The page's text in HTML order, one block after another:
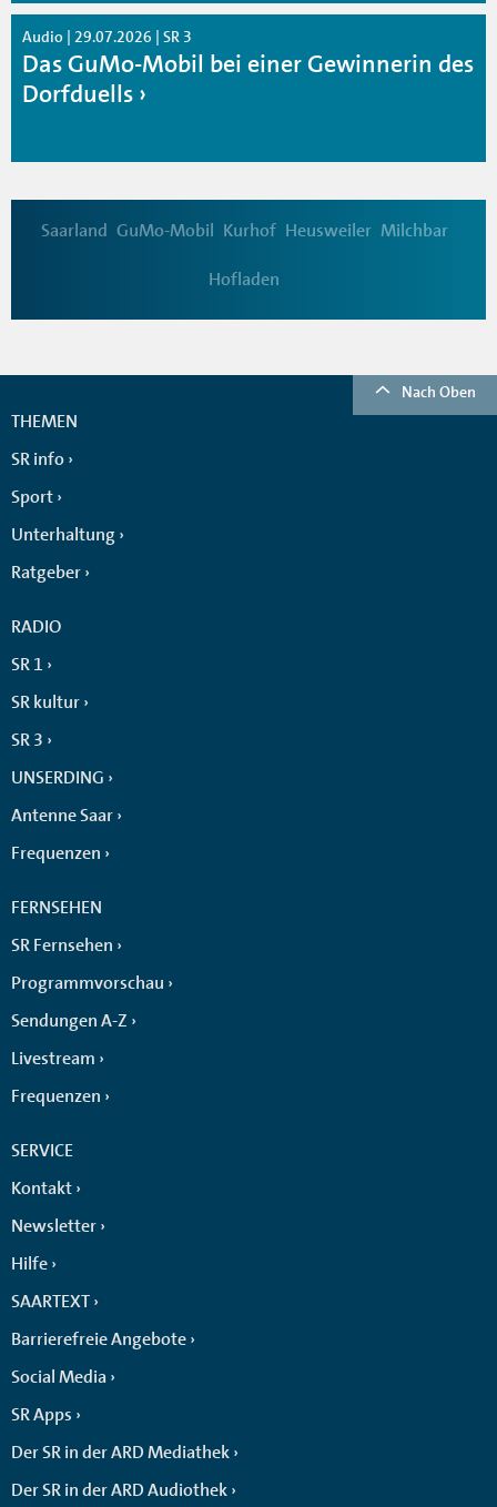
Audio | 29.07.2026 | SR 3
Das GuMo-Mobil bei einer Gewinnerin des
Dorfduells
Saarland GuMo-Mobil Kurhof Heusweiler Milchbar
Hofladen
Nach Oben
THEMEN
SR info
Sport
Unterhaltung
Ratgeber
RADIO
SR 1
SR kultur
SR 3
UNSERDING
Antenne Saar
Frequenzen
FERNSEHEN
SR Fernsehen
Programmvorschau
Sendungen A-Z
Livestream
Frequenzen
SERVICE
Kontakt
Newsletter
Hilfe
SAARTEXT
Barrierefreie Angebote
Social Media
SR Apps
Der SR in der ARD Mediathek
Der SR in der ARD Audiothek